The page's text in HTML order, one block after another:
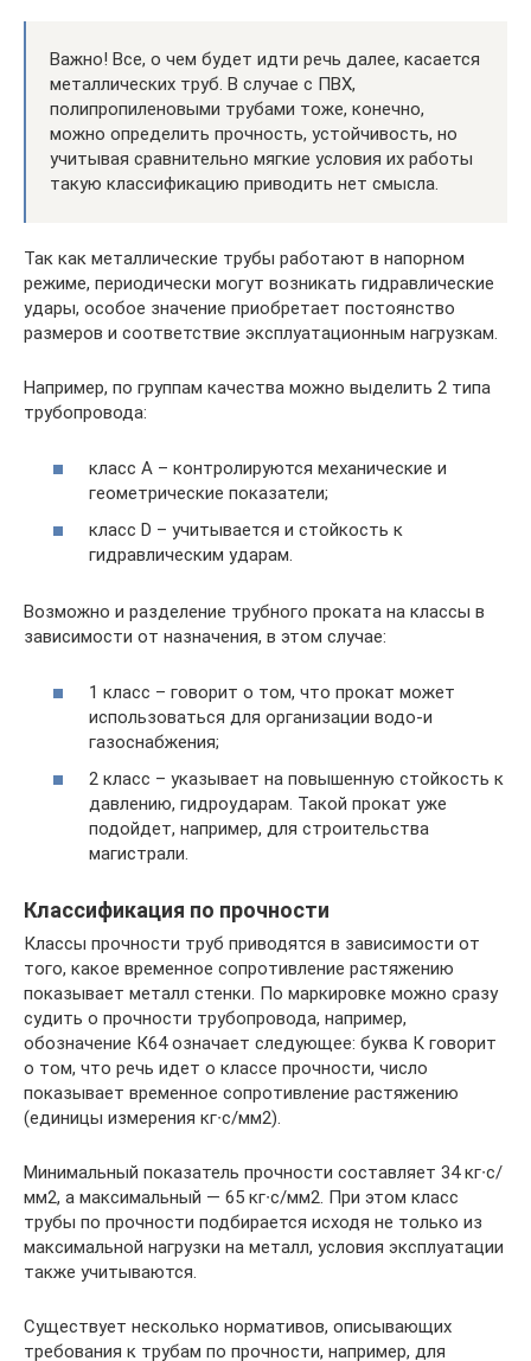
Важно! Все, о чем будет идти речь далее, касается
металлических труб. В случае с ПВХ,
полипропиленовыми трубами тоже, конечно,
можно определить прочность, устойчивость, но
учитывая сравнительно мягкие условия их работы
такую классификацию приводить нет смысла.
Так как металлические трубы работают в напорном
режиме, периодически могут возникать гидравлические
удары, особое значение приобретает постоянство
размеров и соответствие эксплуатационным нагрузкам.
Например, по группам качества можно выделить 2 типа
трубопровода:
класс А – контролируются механические и
геометрические показатели;
класс D – учитывается и стойкость к
гидравлическим ударам.
Возможно и разделение трубного проката на классы в
зависимости от назначения, в этом случае:
1 класс – говорит о том, что прокат может
использоваться для организации водо-и
газоснабжения;
2 класс – указывает на повышенную стойкость к
давлению, гидроударам. Такой прокат уже
подойдет, например, для строительства
магистрали.
Классификация по прочности
Классы прочности труб приводятся в зависимости от
того, какое временное сопротивление растяжению
показывает металл стенки. По маркировке можно сразу
судить о прочности трубопровода, например,
обозначение К64 означает следующее: буква К говорит
о том, что речь идет о классе прочности, число
показывает временное сопротивление растяжению
(единицы измерения кг∙с/мм2).
Минимальный показатель прочности составляет 34 кг∙с/
мм2, а максимальный — 65 кг∙с/мм2. При этом класс
трубы по прочности подбирается исходя не только из
максимальной нагрузки на металл, условия эксплуатации
также учитываются.
Существует несколько нормативов, описывающих
требования к трубам по прочности, например, для